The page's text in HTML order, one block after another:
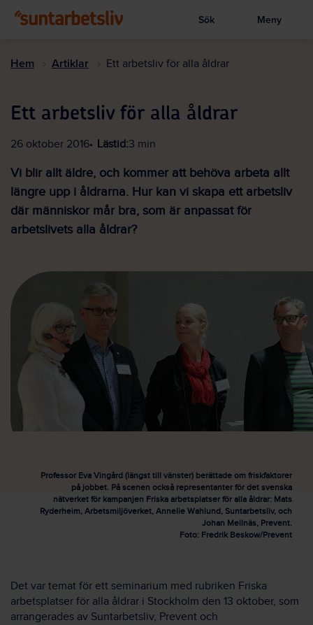
till
Visa sökruta
Sök Meny
Hem Artiklar Ett arbetsliv för alla åldrar
Ett arbetsliv för alla åldrar
26 oktober 2016 Lästid:3 min
Vi blir allt äldre, och kommer att behöva arbeta allt
längre upp i åldrarna. Hur kan vi skapa ett arbetsliv
där människor mår bra, som är anpassat för
arbetslivets alla åldrar?
Professor Eva Vingård (längst till vänster) berättade om friskfaktorer
på jobbet. På scenen också representanter för det svenska
nätverket för kampanjen Friska arbetsplatser för alla åldrar: Mats
Ryderheim, Arbetsmiljöverket, Annelie Wahlund, Suntarbetsliv, och
Johan Mellnäs, Prevent.
Foto: Fredrik Beskow/Prevent
Det var temat för ett seminarium med rubriken Friska
arbetsplatser för alla åldrar i Stockholm den 13 oktober, som
arrangerades av Suntarbetsliv, Prevent och